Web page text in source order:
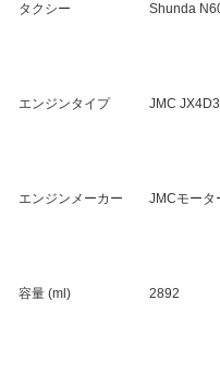
タクシー Shunda
エンジンタイプ JMC
エンジンメーカー JMCモータ
容量 (ml) 2892